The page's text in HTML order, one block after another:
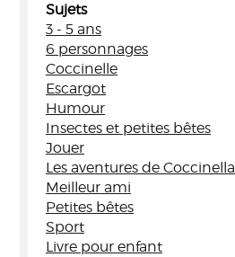
Sujets
3 - 5 ans
6 personnages
Coccinelle
Escargot
Humour
Insectes et petites bêtes
Jouer
Les aventures de Coccinella
Meilleur ami
Petites bêtes
Sport
Livre pour enfant